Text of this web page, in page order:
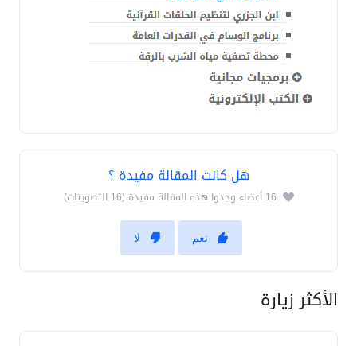
هل كانت المقالة مفيدة ؟
16 أعضاء وجدوا هذه المقالة مفيدة (16 التصويتات)
نعم لا
الأكثر زيارة